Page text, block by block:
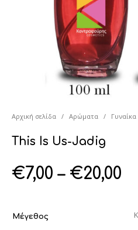
Αρχική σελίδα / Αρώματα / Γυναίκα
This Is Us-Jadig
€7,00 – €20,00
Μέγεθος